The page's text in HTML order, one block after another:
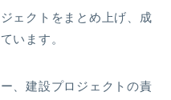
ェクトをまとめ上げ、成
います。
、建設プロジェクトの責